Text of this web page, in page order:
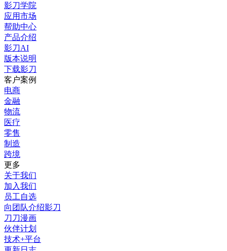
影刀学院
应用市场
帮助中心
产品介绍
影刀AI
版本说明
下载影刀
客户案例
电商
金融
物流
医疗
零售
制造
跨境
更多
关于我们
加入我们
员工自选
向团队介绍影刀
刀刀漫画
伙伴计划
技术+平台